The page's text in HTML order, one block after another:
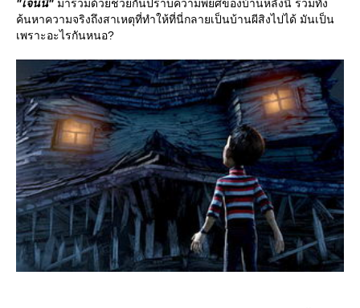
"เจนนี่" มาร่วมด้วยช่วยกันปราบความพยศของบ้านหลังนี้ รวมทั้ง
ค้นหาความจริงถึงสาเหตุที่ทำให้ที่นี่กลายเป็นบ้านผีสิงไปได้ มันเป็น
เพราะอะไรกันหนอ?